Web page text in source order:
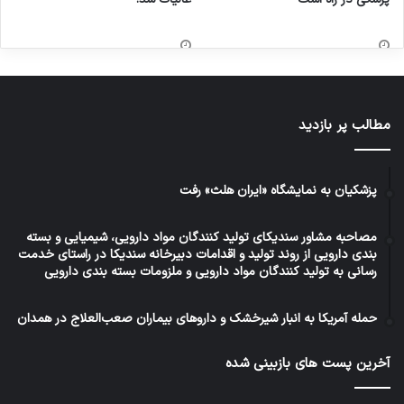
به طور کلی روانشناسان صنعتی در چه حوزه
میپردازند؟
متخصصان روانشناسی صنعتی همواره تلاش می‌کنند
کارکنان سازمانها و صنایع کشور را پوشش دهند که
شامل روانشناسی استخدام و مدیریت منابع انسانی،
روانشناسی و مشاوره شغلی و توسعه کسب و کار و
سازمانی و صنعت، روانشناسی و مشاوره سلامت
مطالب پر بازدید
پزشکیان به نمایشگاه «ایران هلث» رفت
مصاحبه مشاور سندیکای تولید کنندگان مواد دارویی، شیمیایی و بسته
بندی دارویی از روند تولید و اقدامات دبیرخانه سندیکا در راستای خدمت
رسانی به تولید کنندگان مواد دارویی و ملزومات بسته بندی دارویی
حمله آمریکا به انبار شیرخشک و داروهای بیماران صعب‌العلاج در همدان
آخرین پست های بازبینی شده